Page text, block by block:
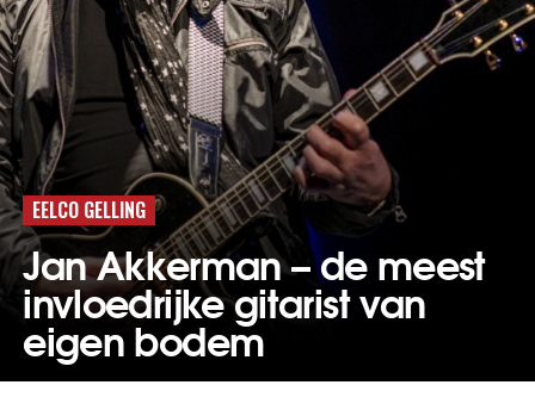
EELCO GELLING
Jan Akkerman – de meest
invloedrijke gitarist van
eigen bodem